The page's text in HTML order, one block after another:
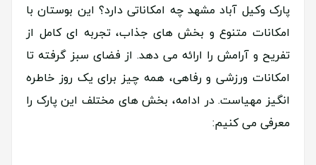
پارک وکیل آباد مشهد چه امکاناتی دارد؟ این بوستان با
امکانات متنوع و بخش های جذاب، تجربه ای کامل از
تفریح و آرامش را ارائه می دهد. از فضای سبز گرفته تا
امکانات ورزشی و رفاهی، همه چیز برای یک روز خاطره
انگیز مهیاست. در ادامه، بخش های مختلف این پارک را
معرفی می کنیم: